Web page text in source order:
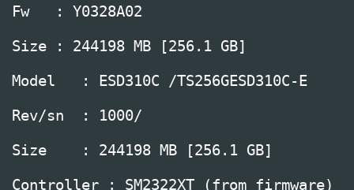
Fw   : Y0328A02
Size : 244198 MB [256.1 GB]
Model   : ESD310C /TS256GESD310C-E
Rev/sn  : 1000/
Size    : 244198 MB [256.1 GB]
Controller : SM2322XT (from firmware)